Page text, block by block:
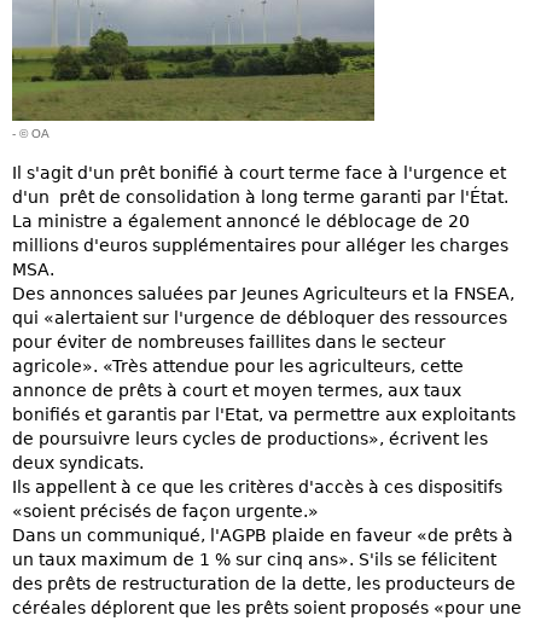
- © OA
Il s'agit d'un prêt bonifié à court terme face à l'urgence et
d'un prêt de consolidation à long terme garanti par l'État.
La ministre a également annoncé le déblocage de 20
millions d'euros supplémentaires pour alléger les charges
MSA.
Des annonces saluées par Jeunes Agriculteurs et la FNSEA,
qui «alertaient sur l'urgence de débloquer des ressources
pour éviter de nombreuses faillites dans le secteur
agricole». «Très attendue pour les agriculteurs, cette
annonce de prêts à court et moyen termes, aux taux
bonifiés et garantis par l'Etat, va permettre aux exploitants
de poursuivre leurs cycles de productions», écrivent les
deux syndicats.
Ils appellent à ce que les critères d'accès à ces dispositifs
«soient précisés de façon urgente.»
Dans un communiqué, l'AGPB plaide en faveur «de prêts à
un taux maximum de 1 % sur cinq ans». S'ils se félicitent
des prêts de restructuration de la dette, les producteurs de
céréales déplorent que les prêts soient proposés «pour une